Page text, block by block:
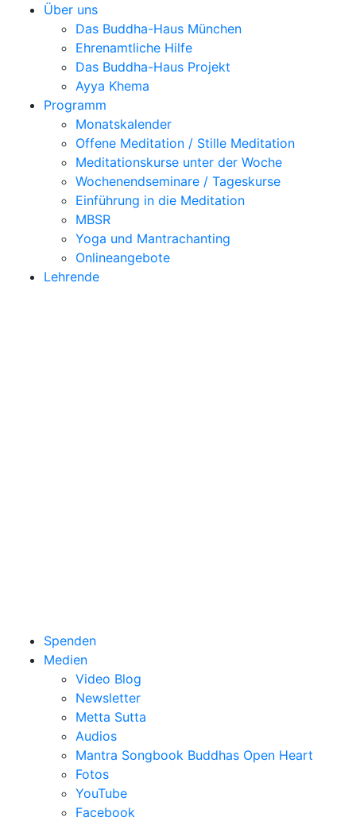
Über uns
Das Buddha-Haus München
Ehrenamtliche Hilfe
Das Buddha-Haus Projekt
Ayya Khema
Programm
Monatskalender
Offene Meditation / Stille Meditation
Meditationskurse unter der Woche
Wochenendseminare / Tageskurse
Einführung in die Meditation
MBSR
Yoga und Mantrachanting
Onlineangebote
Lehrende
Spenden
Medien
Video Blog
Newsletter
Metta Sutta
Audios
Mantra Songbook Buddhas Open Heart
Fotos
YouTube
Facebook